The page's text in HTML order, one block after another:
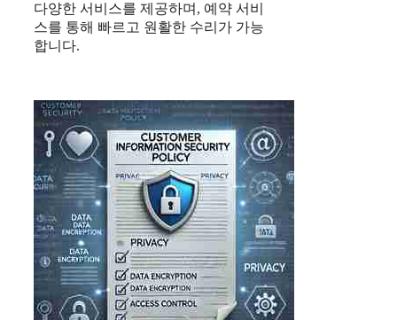
다양한 서비스를 제공하며, 예약 서비
스를 통해 빠르고 원활한 수리가 가능
합니다.